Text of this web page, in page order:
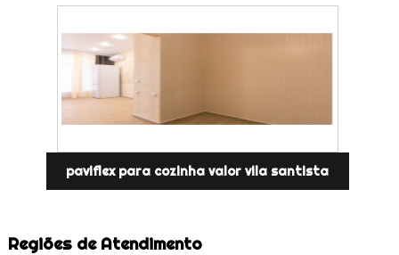
paviflex para cozinha valor vila santista
Regiões de Atendimento